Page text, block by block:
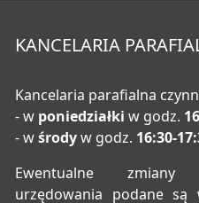
KANCELARIA
Kancelaria parafialna
- w poniedziałki w godz.
- wśrodyw godz. 16:30-
Ewentualne
urzędowania podane są